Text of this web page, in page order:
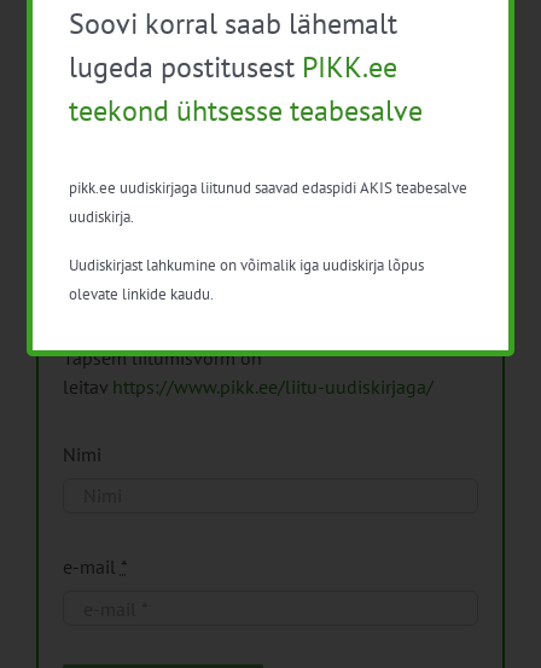
Pikk.ee uudiskirjaga liitumine.
Isikuandmeid töötleme vastavalt
Isikuandmete
Täpsem liitumisvorm on
leitav https://www.pikk.ee/liitu-uudiskirjaga/
Nimi
e-mail *
Soovi korral saab lähemalt
lugeda postitusest PIKK.ee
teekond ühtsesse teabesalve
pikk.ee uudiskirjaga liitunud saavad edaspidi AKIS teabesalve
uudiskirja.
Uudiskirjast lahkumine on võimalik iga uudiskirja lõpus
olevate linkide kaudu.